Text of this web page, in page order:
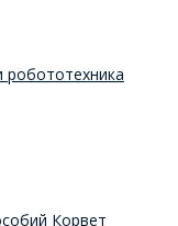
робототехника
Корвет